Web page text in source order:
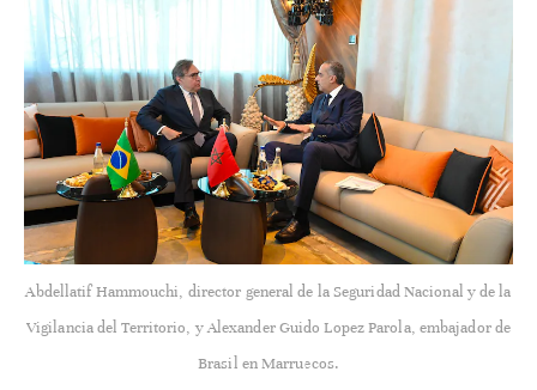
Abdellatif Hammouchi, director general de la Seguridad Nacional y de la
Vigilancia del Territorio, y Alexander Guido Lopez Parola, embajador de
Brasil en Marruecos.